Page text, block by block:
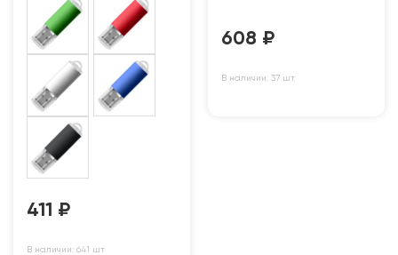
411 ₽
В наличии: 641 шт
608 ₽
В наличии: 37 шт